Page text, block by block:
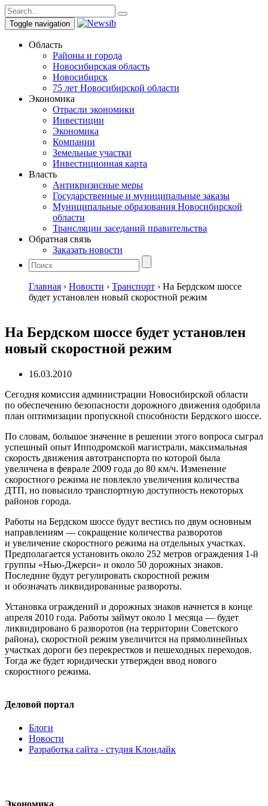
Toggle navigation
Область
Районы и города
Новосибирская область
Новосибирск
75 лет Новосибирской области
Экономика
Отрасли экономики
Инвестиции
Экономика
Компании
Земельные участки
Инвестиционная карта
Власть
Антикризисные меры
Государственные и муниципальные заказы
Муниципальные образования Новосибирской
области
Трансляции заседаний правительства
Обратная связь
Заказать новости
Главная › Новости › Транспорт › На Бердском шоссе
будет установлен новый скоростной режим
На Бердском шоссе будет установлен
новый скоростной режим
16.03.2010
Сегодня комиссия администрации Новосибирской области
по обеспечению безопасности дорожного движения одобрила
план оптимизации пропускной способности Бердского шоссе.
По словам, большое значение в решении этого вопроса сыграл
успешный опыт Ипподромской магистрали, максимальная
скорость движения автотранспорта по которой была
увеличена в феврале 2009 года до 80 км/ч. Изменение
скоростного режима не повлекло увеличения количества
ДТП, но повысило транспортную доступность некоторых
районов города.
Работы на Бердском шоссе будут вестись по двум основным
направлениям — сокращение количества разворотов
и увеличение скоростного режима на отдельных участках.
Предполагается установить около 252 метров ограждения 1-й
группы «Нью-Джерси» и около 50 дорожных знаков.
Последние будут регулировать скоростной режим
и обозначать ликвидированные развороты.
Установка ограждений и дорожных знаков начнется в конце
апреля 2010 года. Работы займут около 1 месяца — будет
ликвидировано 6 разворотов (на территории Советского
района), скоростной режим увеличится на прямолинейных
участках дороги без перекрестков и пешеходных переходов.
Тогда же будет юридически утвержден ввод нового
скоростного режима.
Деловой портал
Блоги
Новости
Разработка сайта - студия Клондайк
Экономика